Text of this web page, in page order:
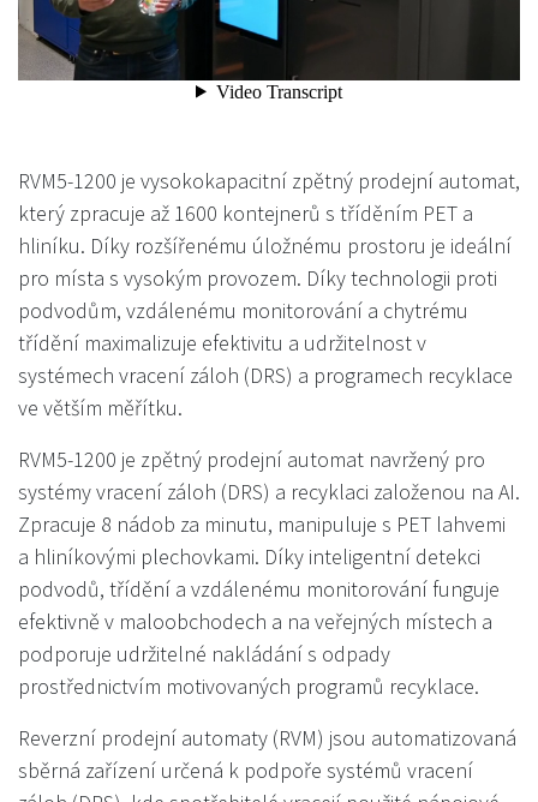
RVM5-1200 je vysokokapacitní zpětný prodejní automat,
který zpracuje až 1600 kontejnerů s tříděním PET a
hliníku. Díky rozšířenému úložnému prostoru je ideální
pro místa s vysokým provozem. Díky technologii proti
podvodům, vzdálenému monitorování a chytrému
třídění maximalizuje efektivitu a udržitelnost v
systémech vracení záloh (DRS) a programech recyklace
ve větším měřítku.
RVM5-1200 je zpětný prodejní automat navržený pro
systémy vracení záloh (DRS) a recyklaci založenou na AI.
Zpracuje 8 nádob za minutu, manipuluje s PET lahvemi
a hliníkovými plechovkami. Díky inteligentní detekci
podvodů, třídění a vzdálenému monitorování funguje
efektivně v maloobchodech a na veřejných místech a
podporuje udržitelné nakládání s odpady
prostřednictvím motivovaných programů recyklace.
Reverzní prodejní automaty (RVM) jsou automatizovaná
sběrná zařízení určená k podpoře systémů vracení